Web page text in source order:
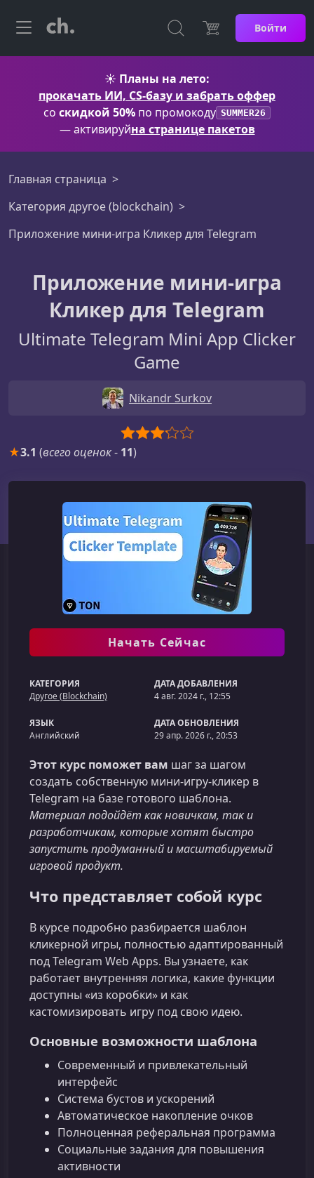
Войти
☀️ Планы на лето:
прокачать ИИ, CS-базу и забрать оффер
со скидкой 50% по промокоду SUMMER26
— активируйна странице пакетов
Главная страница
Категория другоe (blockchain)
Приложение мини-игра Кликер для Telegram
Приложение мини-игра
Кликер для Telegram
Ultimate Telegram Mini App Clicker
Game
Nikandr Surkov
★3.1 (всего оценок- 11)
Начать Сейчас
КАТЕГОРИЯ
Другоe (Blockchain)
ДАТА ДОБАВЛЕНИЯ
4 авг. 2024 г., 12:55
ЯЗЫК
Английский
ДАТА ОБНОВЛЕНИЯ
29 апр. 2026 г., 20:53
Этот курс поможет вам шаг за шагом
создать собственную мини‑игру‑кликер в
Telegram на базе готового шаблона.
Материал подойдёт как новичкам, так и
разработчикам, которые хотят быстро
запустить продуманный и масштабируемый
игровой продукт.
Что представляет собой курс
В курсе подробно разбирается шаблон
кликерной игры, полностью адаптированный
под Telegram Web Apps. Вы узнаете, как
работает внутренняя логика, какие функции
доступны «из коробки» и как
кастомизировать игру под свою идею.
Основные возможности шаблона
Современный и привлекательный
интерфейс
Система бустов и ускорений
Автоматическое накопление очков
Полноценная реферальная программа
Социальные задания для повышения
активности